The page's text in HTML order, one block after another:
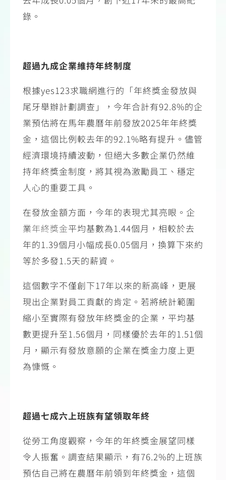
錄。
超過九成企業維持年終制度
根據yes123求職網進行的「年終獎金發放與
尾牙舉辦計劃調查」，今年合計有92.8%的企
業預估將在馬年農曆年前發放2025年年終獎
金，這個比例較去年的92.1%略有提升。儘管
經濟環境持續波動，但絕大多數企業仍然維
持年終獎金制度，將其視為激勵員工、穩定
人心的重要工具。
在發放金額方面，今年的表現尤其亮眼。企
業年終獎金平均基數為1.44個月，相較於去
年的1.39個月小幅成長0.05個月，換算下來約
等於多發1.5天的薪資。
這個數字不僅創下17年以來的新高峰，更展
現出企業對員工貢獻的肯定。若將統計範圍
縮小至實際有發放年終獎金的企業，平均基
數更提升至1.56個月，同樣優於去年的1.51個
月，顯示有發放意願的企業在獎金力度上更
為慷慨。
超過七成六上班族有望領取年終
從勞工角度觀察，今年的年終獎金展望同樣
令人振奮。調查結果顯示，有76.2%的上班族
預估自己將在農曆年前領到年終獎金，這個